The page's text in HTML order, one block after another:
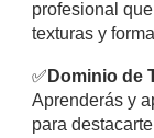
profesional
texturas y
✅ Dominio de
Aprenderás y
para